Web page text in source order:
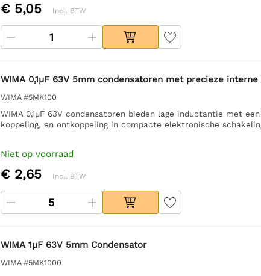
€ 5,05 Incl. BTW
WIMA 0,1µF 63V 5mm condensatoren met precieze
WIMA #5MK100
WIMA 0,1µF 63V condensatoren bieden lage inductantie met
koppeling, en ontkoppeling in compacte elektronische
Niet op voorraad
€ 2,65 Incl. BTW
WIMA 1µF 63V 5mm Condensator
WIMA #5MK1000